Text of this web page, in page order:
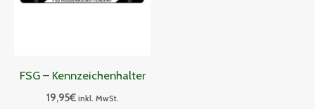
FSG – Kennzeichenhalter
19,95€ inkl. MwSt.